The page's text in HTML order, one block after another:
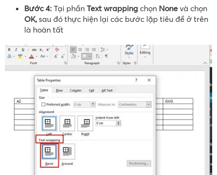
Bước 4: Tại phần Text wrapping chọn None và chọn
OK, sau đó thực hiện lại các bước lặp tiêu đề ở trên
là hoàn tất